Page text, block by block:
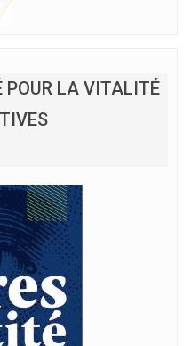
POUR LA VITALITÉ